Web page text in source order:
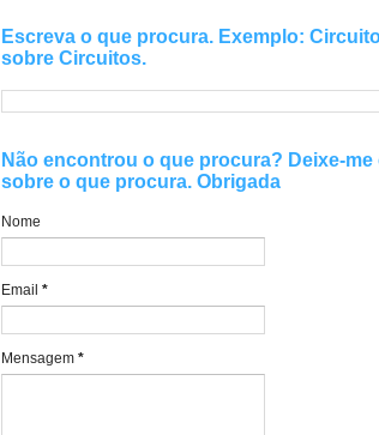
Escreva o que procura. Exemplo:
sobre Circuitos.
Não encontrou o que procura? Deixe-
sobre o que procura. Obrigada
Nome
Email *
Mensagem *